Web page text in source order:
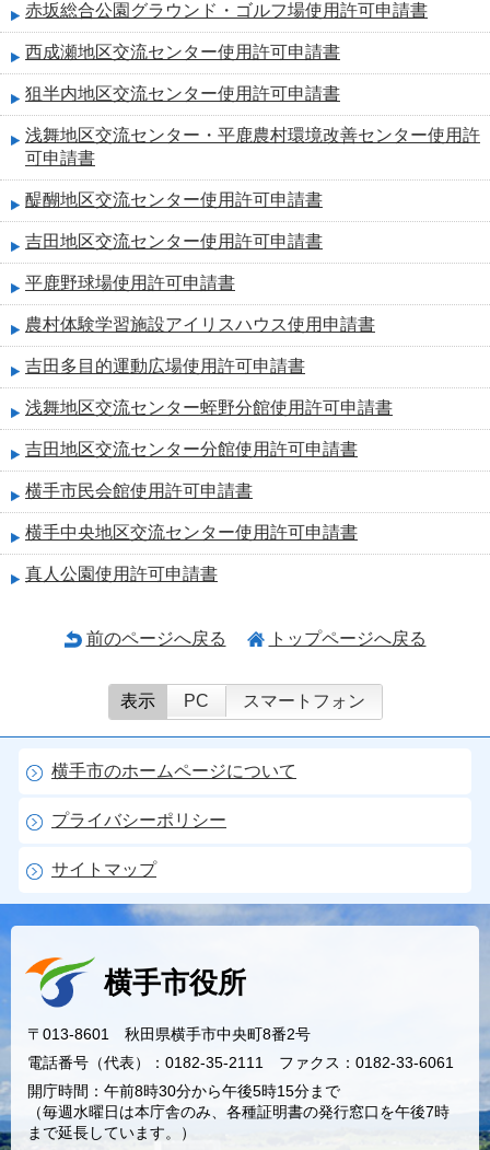
赤坂総合公園グラウンド・ゴルフ場使用許可申請書
西成瀬地区交流センター使用許可申請書
狙半内地区交流センター使用許可申請書
浅舞地区交流センター・平鹿農村環境改善センター使用許
可申請書
醍醐地区交流センター使用許可申請書
吉田地区交流センター使用許可申請書
平鹿野球場使用許可申請書
農村体験学習施設アイリスハウス使用申請書
吉田多目的運動広場使用許可申請書
浅舞地区交流センター蛭野分館使用許可申請書
吉田地区交流センター分館使用許可申請書
横手市民会館使用許可申請書
横手中央地区交流センター使用許可申請書
真人公園使用許可申請書
前のページへ戻る トップページへ戻る
表示 PC スマートフォン
横手市のホームページについて
プライバシーポリシー
サイトマップ
横手市役所
〒013-8601 秋田県横手市中央町8番2号
電話番号（代表）：0182-35-2111 ファクス：0182-33-6061
開庁時間：午前8時30分から午後5時15分まで
（毎週水曜日は本庁舎のみ、各種証明書の発行窓口を午後7時
まで延長しています。）